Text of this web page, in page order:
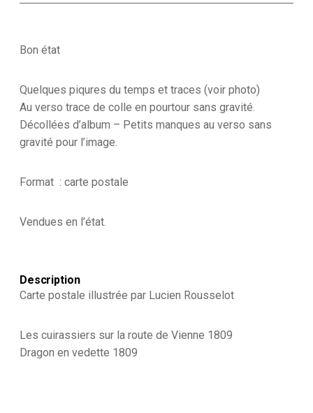
Bon état
Quelques piqures du temps et traces (voir photo)
Au verso trace de colle en pourtour sans gravité.
Décollées d’album – Petits manques au verso sans
gravité pour l’image.
Format : carte postale
Vendues en l’état.
Description
Carte postale illustrée par Lucien Rousselot
Les cuirassiers sur la route de Vienne 1809
Dragon en vedette 1809